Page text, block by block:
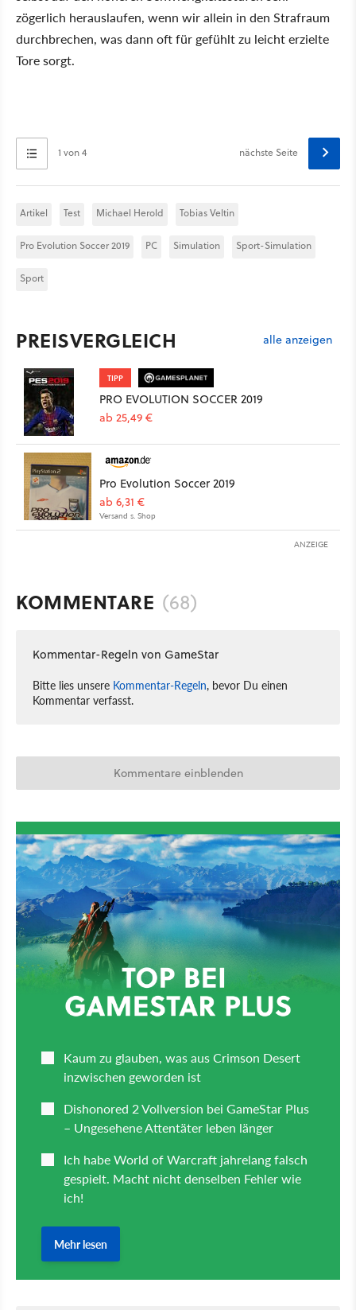
zögerlich herauslaufen, wenn wir allein in den Strafraum
durchbrechen, was dann oft für gefühlt zu leicht erzielte
Tore sorgt.
1 von 4 nächste Seite
Artikel Test Michael Herold Tobias Veltin
Pro Evolution Soccer 2019 PC Simulation Sport-Simulation
Sport
PREISVERGLEICH alle anzeigen
TIPP
PRO EVOLUTION SOCCER 2019
ab 25,49 €
Pro Evolution Soccer 2019
ab 6,31 €
Versand s. Shop
ANZEIGE
KOMMENTARE (68)
Kommentar-Regeln von GameStar
Bitte lies unsere Kommentar-Regeln, bevor Du einen
Kommentar verfasst.
Kommentare einblenden